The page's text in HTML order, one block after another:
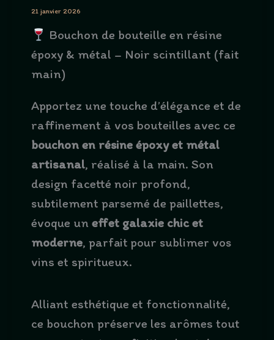
21 janvier 2026
Bouchon de bouteille en résine
époxy & métal – Noir scintillant (fait
main)
Apportez une touche d’élégance et de
raffinement à vos bouteilles avec ce
bouchon en résine époxy et métal
artisanal, réalisé à la main. Son
design facetté noir profond,
subtilement parsemé de paillettes,
évoque uneffet galaxie chic et
moderne, parfait pour sublimer vos
vins et spiritueux.
Alliant esthétique et fonctionnalité,
ce bouchon préserve les arômes tout